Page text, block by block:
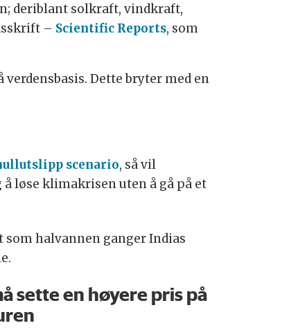
deriblant solkraft, vindkraft,
– Scientific Reports, som
Dette bryter med en
scenario, så vil
løse klimakrisen uten å gå på et
halvannen ganger Indias
sette en høyere pris på